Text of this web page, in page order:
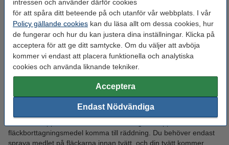
intressen och använder därför cookies
för att spåra ditt beteende på och utanför vår webbplats. I vår
Policy gällande cookies kan du läsa allt om dessa cookies, hur
de fungerar och hur du kan justera dina inställningar. Klicka på
acceptera för att ge ditt samtycke. Om du väljer att avböja
kommer vi endast att placera funktionella och analytiska
cookies och använda liknande tekniker.
Acceptera
Endast Nödvändiga
dess livslängd.
Doftkulor
Du kan enkelt addera doftpärlor i din tvättmaskin, som kommer
lämna efter sig en doft som håller i sig i veckor. De är enkla att
använda, välj den doft du önskar, addera valfri mängd doftkulor i
tvättmaskinens trumma, lägg i din tvätt och starta maskinen.
Doftkulorna gör sedan resten av jobbet åt dig.
Fläckborttagningsmedel
fläckborttagningsmedel komma till räddning. Du behöver endast
spraya medlet på fläckarna innan tvätt, och din tvätt kommer